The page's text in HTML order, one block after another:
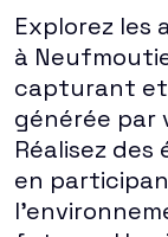
Explorez les
à
capturant
générée par
Réalisez
en